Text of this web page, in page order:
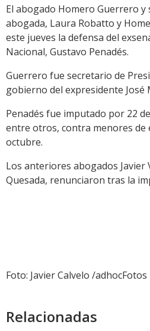
El abogado Homero Guerrero y
abogada, Laura Robatto y
este jueves la defensa del
Nacional, Gustavo Penadés.
Guerrero fue secretario de
gobierno del expresidente José
Penadés fue imputado por 22
entre otros, contra menores de
octubre.
Los anteriores abogados Javier
Quesada, renunciaron tras la
Foto: Javier Calvelo /adhocFotos
Relacionadas